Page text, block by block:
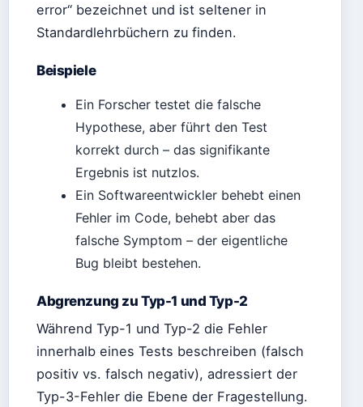
error“ bezeichnet und ist seltener in
Standardlehrbüchern zu finden.
Beispiele
Ein Forscher testet die falsche
Hypothese, aber führt den Test
korrekt durch – das signifikante
Ergebnis ist nutzlos.
Ein Softwareentwickler behebt einen
Fehler im Code, behebt aber das
falsche Symptom – der eigentliche
Bug bleibt bestehen.
Abgrenzung zu Typ-1 und Typ-2
Während Typ-1 und Typ-2 die Fehler
innerhalb eines Tests beschreiben (falsch
positiv vs. falsch negativ), adressiert der
Typ-3-Fehler die Ebene der Fragestellung.